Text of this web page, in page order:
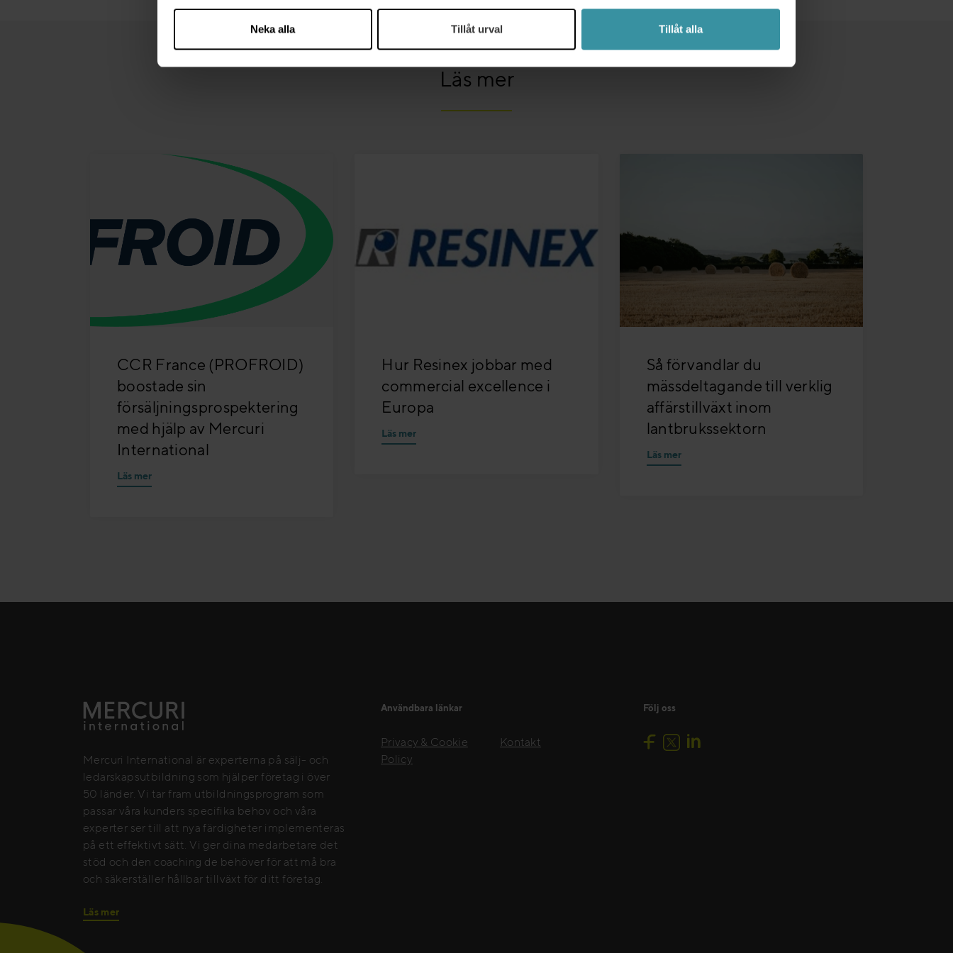
Neka alla Tillåt urval Tillåt alla
Läs mer
CCR France (PROFROID)
boostade sin
försäljningsprospektering
med hjälp av Mercuri
International
Läs mer
Hur Resinex jobbar med
commercial excellence i
Europa
Läs mer
Så förvandlar du
mässdeltagande till verklig
affärstillväxt inom
lantbrukssektorn
Läs mer
Mercuri International är experterna på sälj- och
ledarskapsutbildning som hjälper företag i över
50 länder. Vi tar fram utbildningsprogram som
passar våra kunders specifika behov och våra
experter ser till att nya färdigheter implementeras
på ett effektivt sätt. Vi ger dina medarbetare det
stöd och den coaching de behöver för att må bra
och säkerställer hållbar tillväxt för ditt företag.
Läs mer
Användbara länkar
Privacy & Cookie
Policy
Kontakt
Följ oss